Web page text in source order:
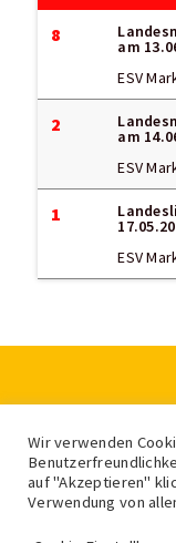
8
am
ESV
2
am
ESV
1
ESV
LV für Eis- und
Feldgasse 2,
Wir verwenden
auf "Akzeptieren"
Verwendung von